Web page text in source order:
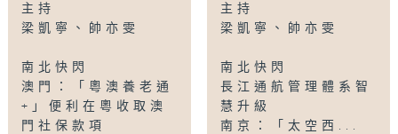
Tag: 灣區全媒睇,香港
主持
梁凱寧、帥亦雯
南北快閃
澳門：「粵澳養老通
+」便利在粵收取澳
門社保款項
主持
梁凱寧、帥亦雯
南北快閃
長江通航管理體系智
慧升級
南京：「太空西...